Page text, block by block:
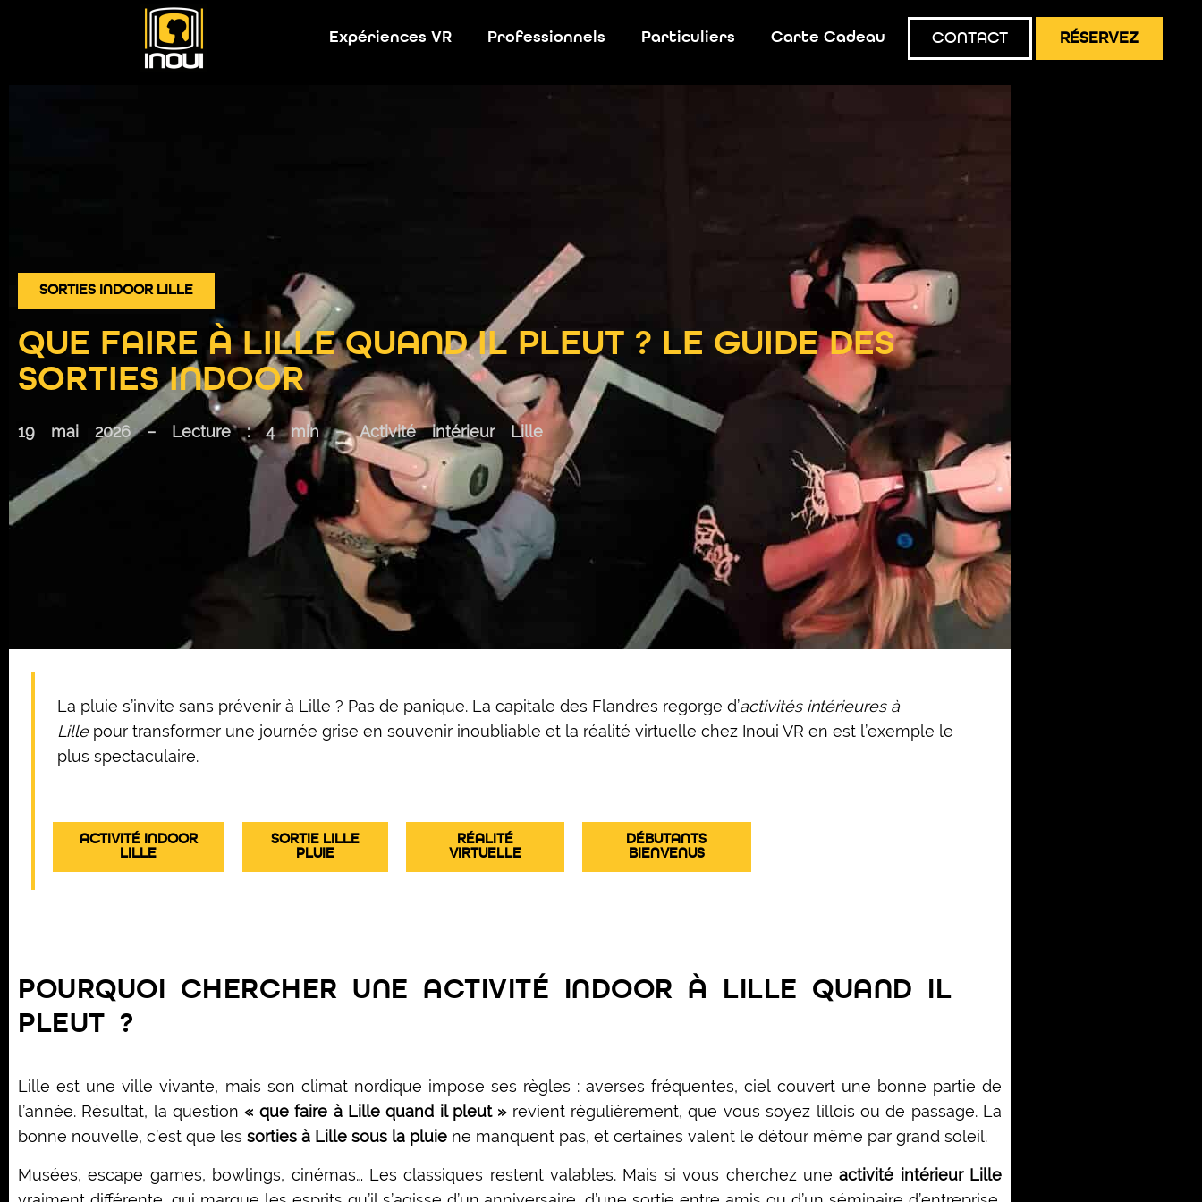
Expériences VR Professionnels Particuliers Carte Cadeau CONTACT RÉSERVEZ
SORTIES INDOOR LILLE
QUE FAIRE À LILLE QUAND IL PLEUT ? LE GUIDE DES
SORTIES INDOOR
19 mai 2026 – Lecture : 4 min – Activité intérieur Lille
La pluie s’invite sans prévenir à Lille ? Pas de panique. La capitale des Flandres regorge d’activités intérieures à
Lillepour transformer une journée grise en souvenir inoubliable et la réalité virtuelle chez Inoui VR en est l’exemple le
plus spectaculaire.
ACTIVITÉ INDOOR
LILLE
SORTIE LILLE
PLUIE
RÉALITÉ
VIRTUELLE
DÉBUTANTS
BIENVENUS
POURQUOI CHERCHER UNE ACTIVITÉ INDOOR À LILLE QUAND IL
PLEUT ?
Lille est une ville vivante, mais son climat nordique impose ses règles : averses fréquentes, ciel couvert une bonne partie de
l’année. Résultat, la question« que faire à Lille quand il pleut »revient régulièrement, que vous soyez lillois ou de passage. La
bonne nouvelle, c’est que les sorties à Lille sous la pluie ne manquent pas, et certaines valent le détour même par grand soleil.
Musées, escape games, bowlings, cinémas… Les classiques restent valables. Mais si vous cherchez uneactivité intérieur Lille